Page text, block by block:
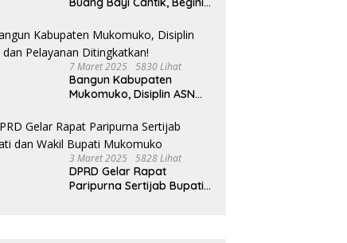
7 Maret 2025 5830 Lihat
Bangun Kabupaten
Mukomuko, Disiplin ASN
Ditingkatkan!
3 Maret 2025 5828 Lihat
DPRD Gelar Rapat
Paripurna Sertijab Bupati